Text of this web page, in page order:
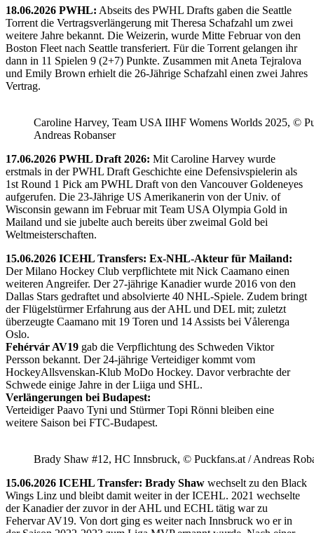
18.06.2026 PWHL: Abseits des PWHL Drafts gaben die Seattle
Torrent die Vertragsverlängerung mit Theresa Schafzahl um zwei
weitere Jahre bekannt. Die Weizerin, wurde Mitte Februar von den
Boston Fleet nach Seattle transferiert. Für die Torrent gelangen ihr
dann in 11 Spielen 9 (2+7) Punkte. Zusammen mit Aneta Tejralova
und Emily Brown erhielt die 26-Jährige Schafzahl einen zwei Jahres
Vertrag.
Caroline Harvey, Team USA IIHF Womens Worlds 2025, ©
Andreas Robanser
17.06.2026 PWHL Draft 2026: Mit Caroline Harvey wurde
erstmals in der PWHL Draft Geschichte eine Defensivspielerin als
1st Round 1 Pick am PWHL Draft von den Vancouver Goldeneyes
aufgerufen. Die 23-Jährige US Amerikanerin von der Univ. of
Wisconsin gewann im Februar mit Team USA Olympia Gold in
Mailand und sie jubelte auch bereits über zweimal Gold bei
Weltmeisterschaften.
15.06.2026 ICEHL Transfers: Ex-NHL-Akteur für Mailand:
Der Milano Hockey Club verpflichtete mit Nick Caamano einen
weiteren Angreifer. Der 27-jährige Kanadier wurde 2016 von den
Dallas Stars gedraftet und absolvierte 40 NHL-Spiele. Zudem bringt
der Flügelstürmer Erfahrung aus der AHL und DEL mit; zuletzt
überzeugte Caamano mit 19 Toren und 14 Assists bei Vålerenga
Oslo.
Fehérvár AV19 gab die Verpflichtung des Schweden Viktor
Persson bekannt. Der 24-jährige Verteidiger kommt vom
HockeyAllsvenskan-Klub MoDo Hockey. Davor verbrachte der
Schwede einige Jahre in der Liiga und SHL.
Verlängerungen bei Budapest:
Verteidiger Paavo Tyni und Stürmer Topi Rönni bleiben eine
weitere Saison bei FTC-Budapest.
Brady Shaw #12, HC Innsbruck, © Puckfans.at / Andreas
15.06.2026 ICEHL Transfer: Brady Shaw wechselt zu den Black
Wings Linz und bleibt damit weiter in der ICEHL. 2021 wechselte
der Kanadier der zuvor in der AHL und ECHL tätig war zu
Fehervar AV19. Von dort ging es weiter nach Innsbruck wo er in